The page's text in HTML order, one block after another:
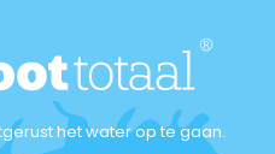
het water op te gaan.